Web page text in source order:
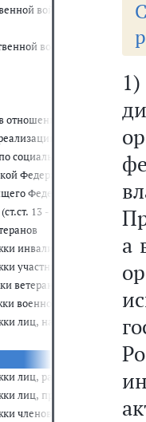
войны
войны и инвалиды
отношении ветеранов
функций органов
социальной защите и
Федерации о ветеранах
Федерального закона
13 - 24.1)
инвалидов войны
участников Великой
ветеранов боевых
военнослужащих,
лиц, награжденных
лиц, работавших в
лиц, проработавших в
членов семей погибших
а